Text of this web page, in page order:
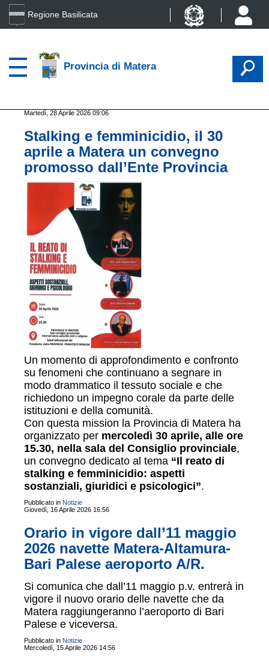
Regione Basilicata
Provincia di Matera
Martedì, 28 Aprile 2026 09:06
Stalking e femminicidio, il 30
aprile a Matera un convegno
promosso dall’Ente Provincia
Un momento di approfondimento e confronto
su fenomeni che continuano a segnare in
modo drammatico il tessuto sociale e che
richiedono un impegno corale da parte delle
istituzioni e della comunità.
Con questa mission la Provincia di Matera ha
organizzato per mercoledì 30 aprile, alle ore
15.30, nella sala del Consiglio provinciale,
un convegno dedicato al tema “Il reato di
stalking e femminicidio: aspetti
sostanziali, giuridici e psicologici”.
Pubblicato in Notizie
Giovedì, 16 Aprile 2026 16:56
Orario in vigore dall’11 maggio
2026 navette Matera-Altamura-
Bari Palese aeroporto A/R.
Si comunica che dall’11 maggio p.v. entrerà in
vigore il nuovo orario delle navette che da
Matera raggiungeranno l’aeroporto di Bari
Palese e viceversa.
Pubblicato in Notizie
Mercoledì, 15 Aprile 2026 14:56